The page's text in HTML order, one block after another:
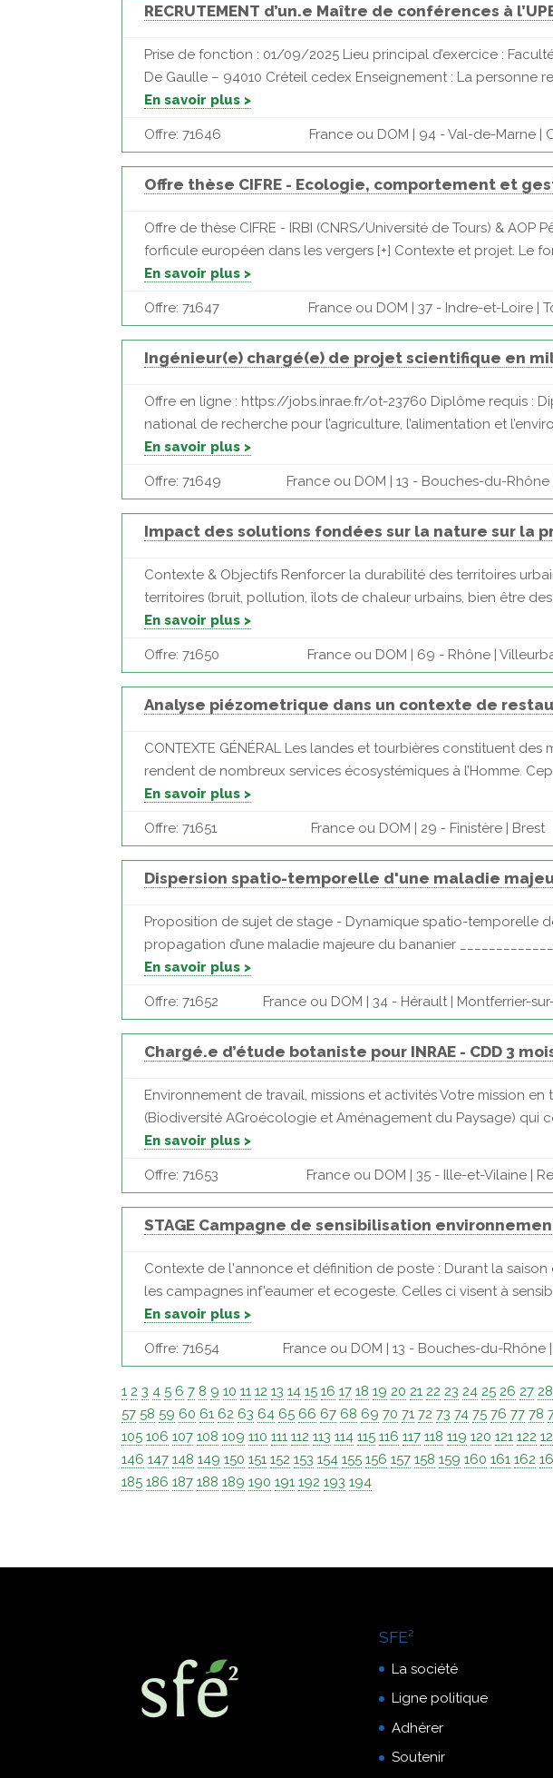
RECRUTEMENT d’un.e Maître de conférences à
Prise de fonction : 01/09/2025 Lieu principal d’exercice :
De Gaulle – 94010 Créteil cedex Enseignement : La personne
En savoir plus >
Offre: 71646 France ou DOM | 94 - Val-de-Marne |
Offre thèse CIFRE - Ecologie, comportement et
Offre de thèse CIFRE - IRBI (CNRS/Université de Tours) &
forficule européen dans les vergers [+] Contexte et projet. Le
En savoir plus >
Offre: 71647 France ou DOM | 37 - Indre-et-Loire |
Ingénieur(e) chargé(e) de projet scientifique en
Offre en ligne : https://jobs.inrae.fr/ot-23760 Diplôme requis :
national de recherche pour l’agriculture, l’alimentation et
En savoir plus >
Offre: 71649 France ou DOM | 13 - Bouches-du-
Impact des solutions fondées sur la nature sur la
Contexte & Objectifs Renforcer la durabilité des territoires
territoires (bruit, pollution, îlots de chaleur urbains, bien être
En savoir plus >
Offre: 71650 France ou DOM | 69 - Rhône |
Analyse piézometrique dans un contexte de
CONTEXTE GÉNÉRAL Les landes et tourbières constituent
rendent de nombreux services écosystémiques à l’Homme.
En savoir plus >
Offre: 71651 France ou DOM | 29 - Finistère | Brest
Dispersion spatio-temporelle d'une maladie
Proposition de sujet de stage - Dynamique spatio-temporelle
propagation d’une maladie majeure du bananier
En savoir plus >
Offre: 71652 France ou DOM | 34 - Hérault | Montferrier-
Chargé.e d’étude botaniste pour INRAE - CDD 3
Environnement de travail, missions et activités Votre mission
(Biodiversité AGroécologie et Aménagement du Paysage) qui
En savoir plus >
Offre: 71653 France ou DOM | 35 - Ille-et-Vilaine |
STAGE Campagne de sensibilisation
Contexte de l'annonce et définition de poste : Durant la
les campagnes inf'eaumer et ecogeste. Celles ci visent à
En savoir plus >
Offre: 71654 France ou DOM | 13 - Bouches-du-Rhône
1 2 3 4 5 6 7 8 9 10 11 12 13 14 15 16 17 18 19 20 21 22 23 24 25 26 27 28
57 58 59 60 61 62 63 64 65 66 67 68 69 70 71 72 73 74 75 76 77 78
105 106 107 108 109 110 111 112 113 114 115 116 117 118 119 120 121 122
146 147 148 149 150 151 152 153 154 155 156 157 158 159 160 161 162
185 186 187 188 189 190 191 192 193 194
SFE²
La société
Ligne politique
Adhérer
Soutenir